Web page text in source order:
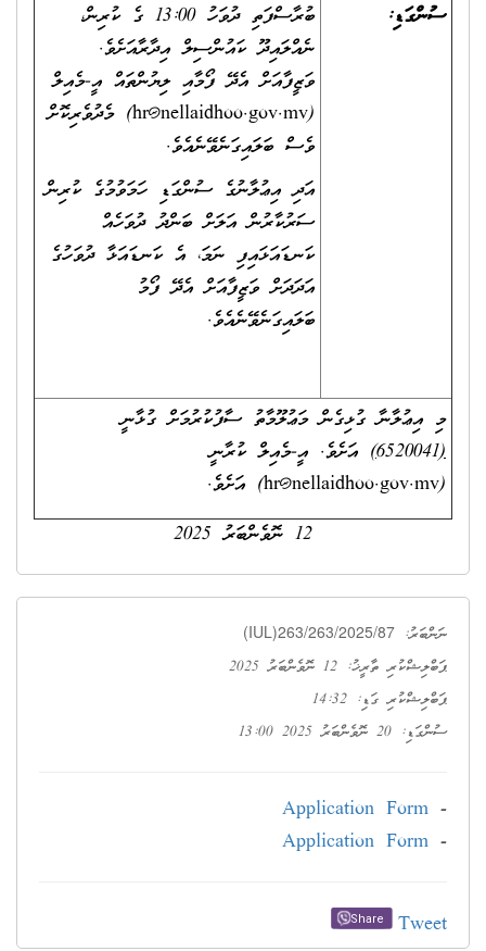
ސުންގަޑި:
ބުރާސްފަތި ދުވަހު 13:00 ގެ ކުރިން،
ނެއްލައިދޫ ކައުންސިލް އިދާރާއަށެވެ.
ވަޒީފާއަށް އެދޭ ފޯމާއި ލިޔުންތައް އީ-މެއިލް
(
hr@nellaidhoo.gov.mv) މެދުވެރިކޮށް
ވެސް ބަލައިގަނެވޭނެއެވެ.
އަދި އިޢުލާނުގެ ސުންގަޑި ހަމަވުމުގެ ކުރިން
ސަރުކާރުން އަލަށް ބަންދު ދުވަހެއް
ކަނޑައަޅައިފި ނަމަ، އެ ކަނޑައަޅާ ދުވަހުގެ
އަދަދަށް ވަޒީފާއަށް އެދޭ ފޯމު
ބަލައިގަނެވޭނެއެވެ.
މި އިޢުލާނާ ގުޅިގެން މަޢުލޫމާތު ސާފުކުރުމަށް ގުޅާނީ
(
6520041
) އަށެވެ. އީ-މެއިލް ކުރާނީ
(
hr@nellaidhoo.gov.mv) އަށެވެ.
12 ނޮވެންބަރު 2025
ނަންބަރު: (IUL)263/263/2025/87
ޕަބްލިޝްކުރި ތާރީޚު: 12 ނޮވެންބަރު 2025
ޕަބްލިޝްކުރި ގަޑި: 14:32
ސުންގަޑި: 20 ނޮވެންބަރު 2025 13:00
-
Application Form
-
Application Form
Tweet
Share